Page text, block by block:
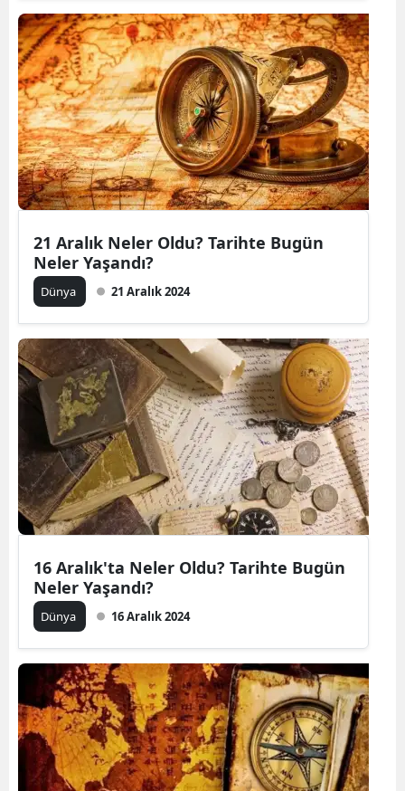
21 Aralık Neler Oldu? Tarihte Bugün
Neler Yaşandı?
Dünya 21 Aralık 2024
16 Aralık'ta Neler Oldu? Tarihte Bugün
Neler Yaşandı?
Dünya 16 Aralık 2024